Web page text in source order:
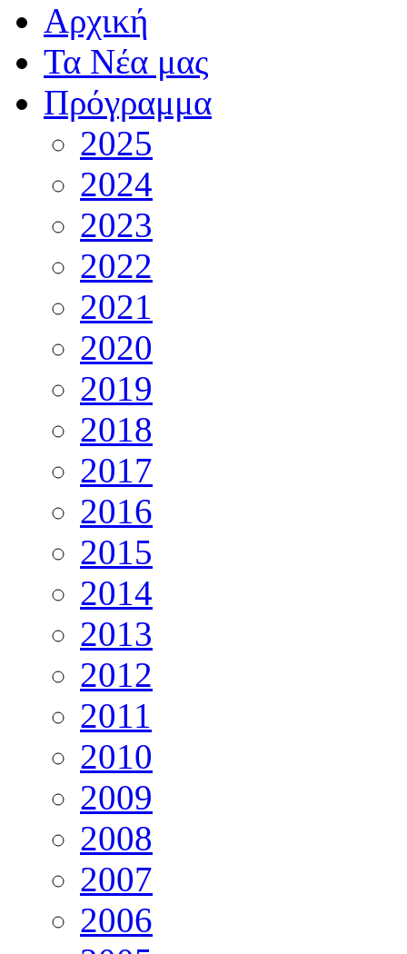
Αρχική
Τα Νέα μας
Πρόγραμμα
2025
2024
2023
2022
2021
2020
2019
2018
2017
2016
2015
2014
2013
2012
2011
2010
2009
2008
2007
2006